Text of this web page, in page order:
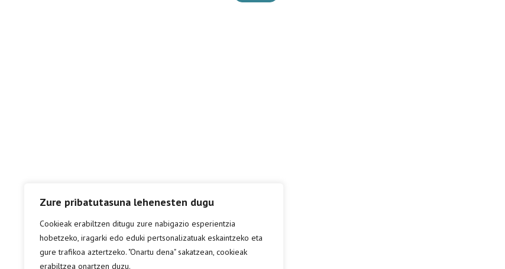
Zure pribatutasuna lehenesten dugu
Cookieak erabiltzen ditugu zure nabigazio esperientzia
hobetzeko, iragarki edo eduki pertsonalizatuak eskaintzeko eta
gure trafikoa aztertzeko. "Onartu dena" sakatzean, cookieak
erabiltzea onartzen duzu.